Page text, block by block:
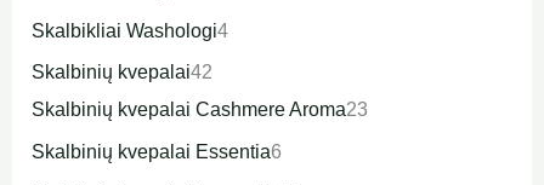
Skalbikliai Washologi4
Skalbinių kvepalai42
Skalbinių kvepalai Cashmere Aroma23
Skalbinių kvepalai Essentia6